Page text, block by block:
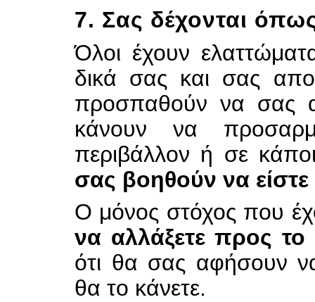
7. Σας δέχονται
Όλοι έχουν
δικά σας και σας
προσπαθούν να σας
κάνουν να
περιβάλλον ή σε
σας βοηθούν να
Ο μόνος στόχος που
να αλλάξετε προς το
ότι θα σας αφήσουν
θα το κάνετε.